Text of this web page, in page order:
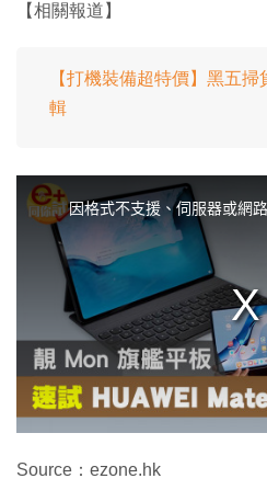
【相關報道】
【打機裝備超特價】黑五
輯
d
.
因格式不支援、伺服器或網
Source：ezone.hk